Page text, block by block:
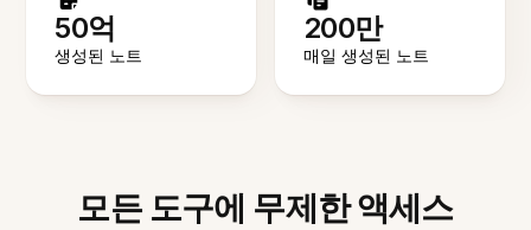
50억
생성된 노트
200만
매일 생성된 노트
모든 도구에 무제한 액세스